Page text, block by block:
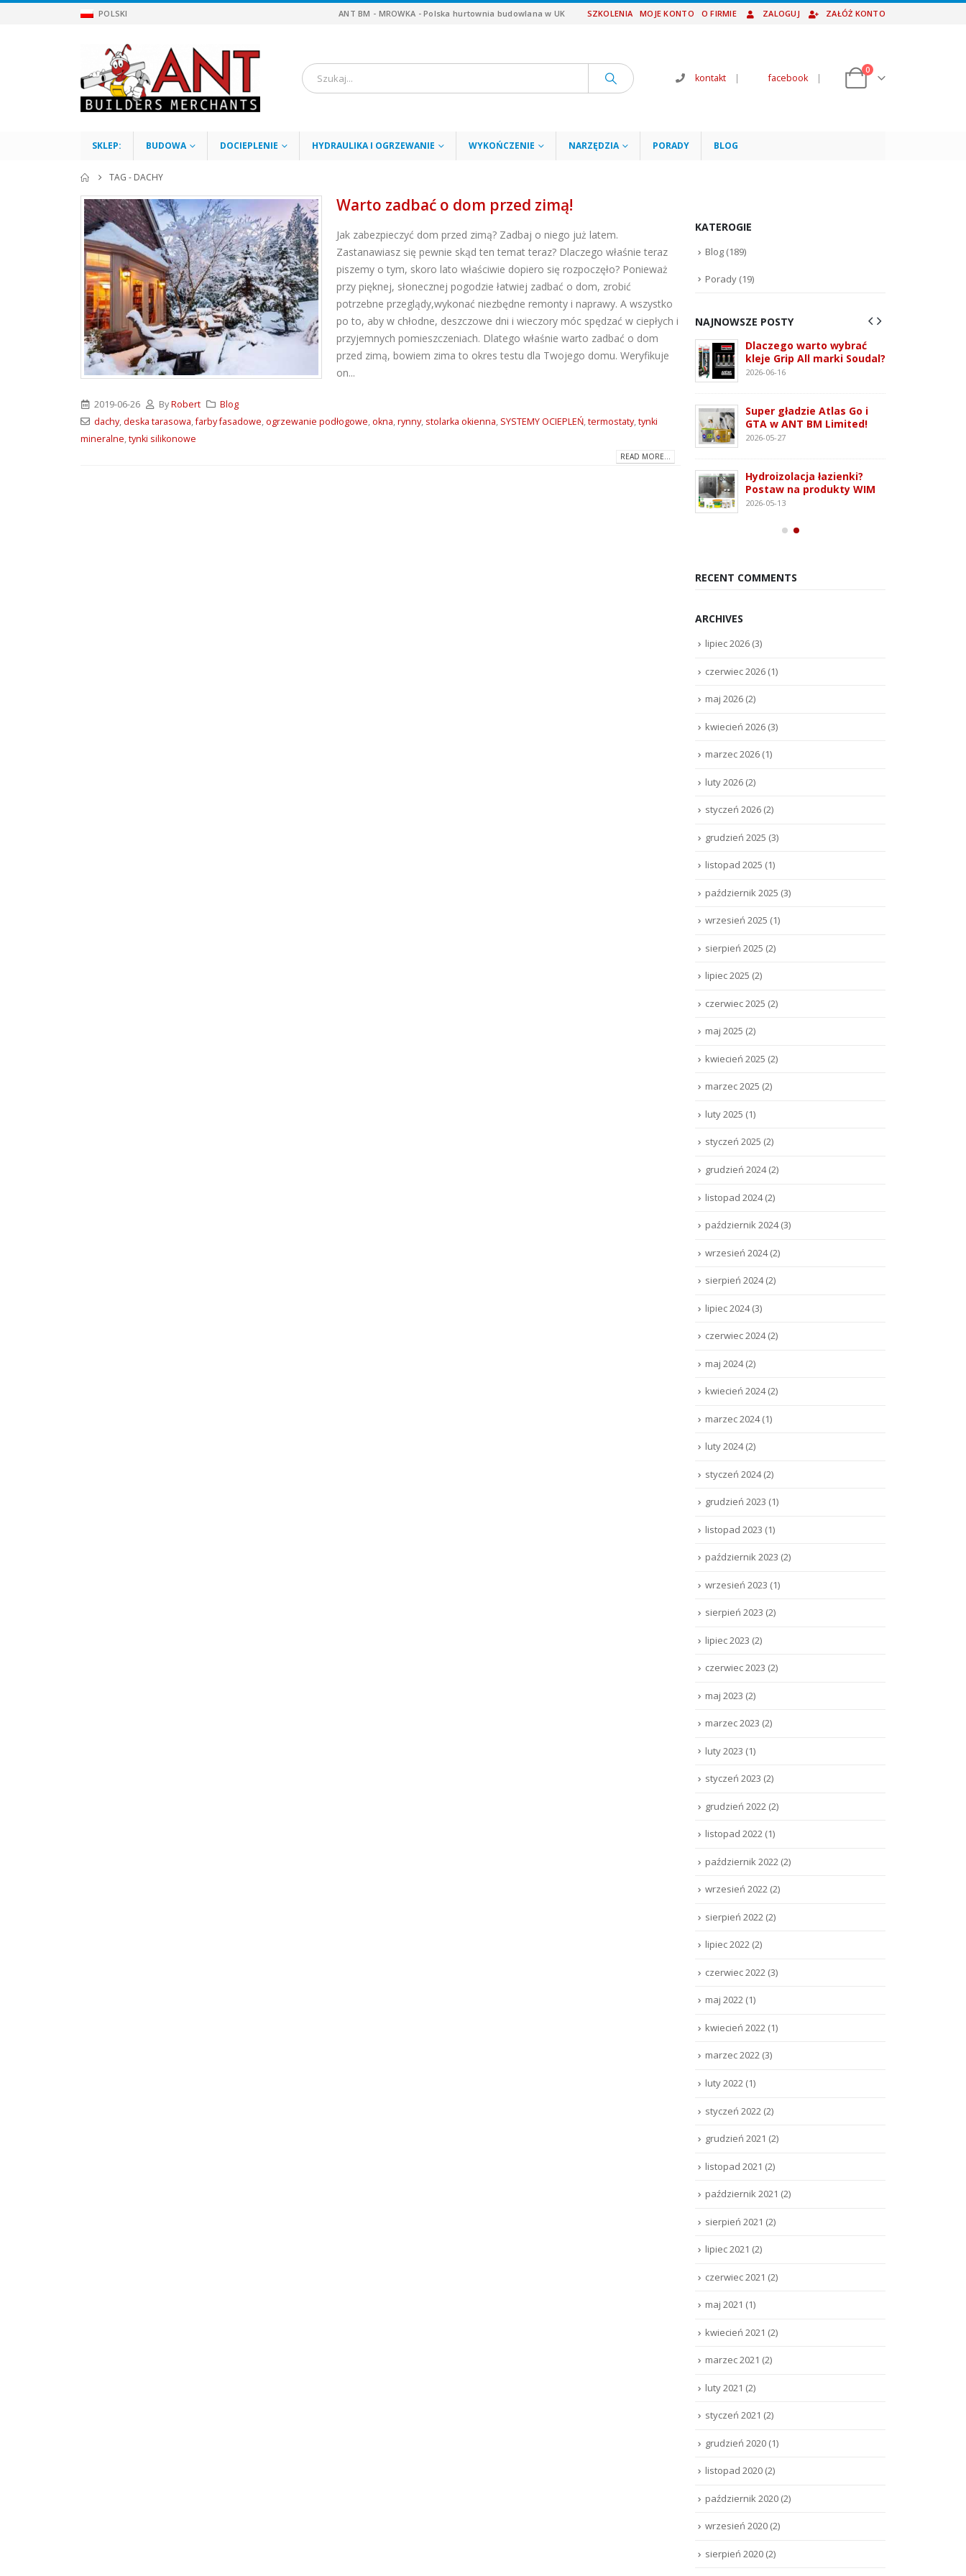
POLSKI ANT BM - MROWKA - Polska hurtownia budowlana w UK SZKOLENIA MOJE KONTO O FIRMIE ZALOGUJ ZAŁÓŻ KONTO
kontakt | facebook |
0
SKLEP: BUDOWA DOCIEPLENIE HYDRAULIKA I OGRZEWANIE WYKOŃCZENIE NARZĘDZIA PORADY BLOG
TAG - DACHY
Warto zadbać o dom przed zimą!
Jak zabezpieczyć dom przed zimą? Zadbaj o niego już latem.
Zastanawiasz się pewnie skąd ten temat teraz? Dlaczego właśnie teraz
piszemy o tym, skoro lato właściwie dopiero się rozpoczęło? Ponieważ
przy pięknej, słonecznej pogodzie łatwiej zadbać o dom, zrobić
potrzebne przeglądy,wykonać niezbędne remonty i naprawy. A wszystko
po to, aby w chłodne, deszczowe dni i wieczory móc spędzać w ciepłych i
przyjemnych pomieszczeniach. Dlatego właśnie warto zadbać o dom
przed zimą, bowiem zima to okres testu dla Twojego domu. Weryfikuje
on...
2019-06-26 ByRobert
Blog
dachy,deska tarasowa,farby fasadowe,ogrzewanie podłogowe,okna,rynny, stolarka okienna, SYSTEMY OCIEPLEŃ,termostaty,tynki
mineralne,tynki silikonowe
READ MORE...
KATEROGIE
Blog (189)
Porady (19)
NAJNOWSZE POSTY
ATLAS M-SYSTEM 3G –
nowoczesny system
montażu płyt G-K i OSB
Wkręty farmerskie WFD –
rodzaje i zastosowanie
Dlaczego warto wybrać
kleje Grip All marki Soudal?
GTA w ANT BM Limited!
ATLAS M-SYSTEM 3G –
nowoczesny system
Wkręty farmerskie WFD –
Dlaczego warto wybrać
kleje Grip All marki Soudal?
2026-06-16
Super gładzie Atlas Go i
GTA w ANT BM Limited!
2026-05-27
Hydroizolacja łazienki?
Postaw na produkty WIM
2026-05-13
RECENT COMMENTS
ARCHIVES
lipiec 2026 (3)
czerwiec 2026 (1)
maj 2026 (2)
kwiecień 2026 (3)
marzec 2026 (1)
luty 2026 (2)
styczeń 2026 (2)
grudzień 2025 (3)
listopad 2025 (1)
październik 2025 (3)
wrzesień 2025 (1)
sierpień 2025 (2)
lipiec 2025 (2)
czerwiec 2025 (2)
maj 2025 (2)
kwiecień 2025 (2)
marzec 2025 (2)
luty 2025 (1)
styczeń 2025 (2)
grudzień 2024(2)
listopad 2024(2)
październik 2024(3)
wrzesień 2024(2)
sierpień 2024(2)
lipiec 2024(3)
czerwiec 2024(2)
maj 2024(2)
kwiecień 2024(2)
marzec 2024(1)
luty 2024(2)
styczeń 2024(2)
grudzień 2023 (1)
listopad 2023 (1)
październik 2023 (2)
wrzesień 2023 (1)
sierpień 2023 (2)
lipiec 2023 (2)
czerwiec 2023 (2)
maj 2023 (2)
marzec 2023 (2)
luty 2023 (1)
styczeń 2023 (2)
grudzień 2022 (2)
listopad 2022 (1)
październik 2022 (2)
wrzesień 2022 (2)
sierpień 2022 (2)
lipiec 2022 (2)
czerwiec 2022 (3)
maj 2022 (1)
kwiecień 2022 (1)
marzec 2022 (3)
luty 2022 (1)
styczeń 2022 (2)
grudzień 2021 (2)
listopad 2021 (2)
październik 2021 (2)
sierpień 2021 (2)
lipiec 2021 (2)
czerwiec 2021 (2)
maj 2021 (1)
kwiecień 2021 (2)
marzec 2021 (2)
luty 2021 (2)
styczeń 2021 (2)
grudzień 2020 (1)
listopad 2020 (2)
październik 2020 (2)
wrzesień 2020 (2)
sierpień 2020 (2)